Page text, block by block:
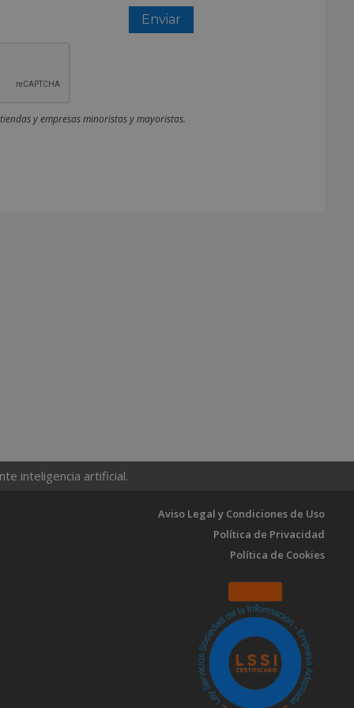
y empresas minoristas y mayoristas.
inteligencia artificial.
Aviso Legal y Condiciones de Uso
Política de Privacidad
Política de Cookies